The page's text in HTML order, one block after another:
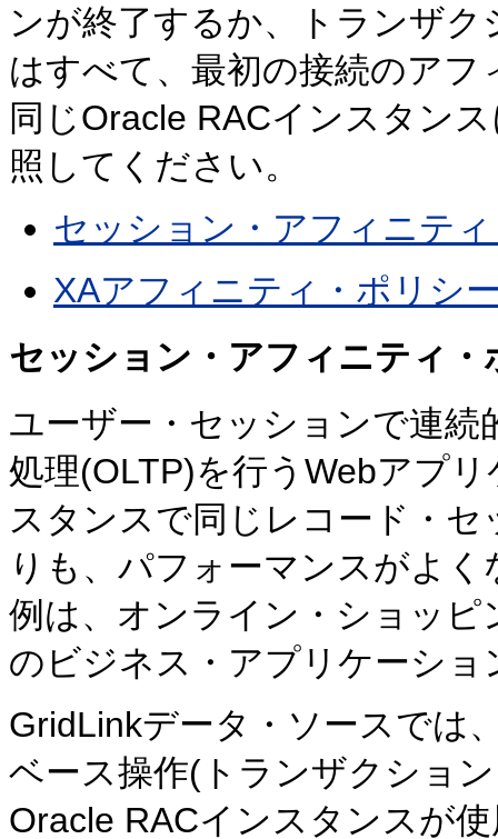
ンが終了するか、トランザ
はすべて、最初の接続のア
同じOracle RACインスタン
照してください。
セッション・アフィニテ
XAアフィニティ・ポリシ
セッション・アフィニティ・
ユーザー・セッションで連
処理(OLTP)を行うWebアプ
スタンスで同じレコード・
りも、パフォーマンスがよ
例は、オンライン・ショッ
のビジネス・アプリケーショ
GridLinkデータ・ソースでは
ベース操作(トランザクショ
Oracle RACインスタンスが